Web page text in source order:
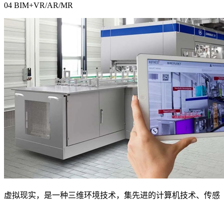
04 BIM+VR/AR/MR
虚拟现实，是一种三维环境技术，集先进的计算机技术、传感